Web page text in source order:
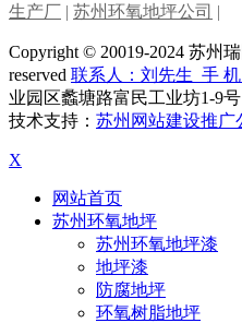
生产厂 | 苏州环氧地坪公司 |
Copyright © 20019-2024 苏州
reserved 联系人：刘先生 手 机
业园区蠡塘路富民工业坊1-9号
技术支持： 苏州网站建设推广
X
网站首页
苏州环氧地坪
苏州环氧地坪漆
地坪漆
防腐地坪
环氧树脂地坪